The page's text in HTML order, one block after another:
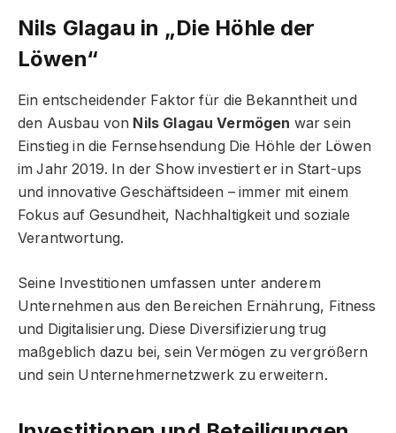
Nils Glagau in „Die Höhle der
Löwen“
Ein entscheidender Faktor für die Bekanntheit und
den Ausbau von Nils Glagau Vermögen war sein
Einstieg in die Fernsehsendung Die Höhle der Löwen
im Jahr 2019. In der Show investiert er in Start-ups
und innovative Geschäftsideen – immer mit einem
Fokus auf Gesundheit, Nachhaltigkeit und soziale
Verantwortung.
Seine Investitionen umfassen unter anderem
Unternehmen aus den Bereichen Ernährung, Fitness
und Digitalisierung. Diese Diversifizierung trug
maßgeblich dazu bei, sein Vermögen zu vergrößern
und sein Unternehmernetzwerk zu erweitern.